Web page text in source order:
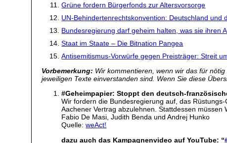
Grüne fordern Bürgerfonds zur Altersvorsorge
UN-Behindertenrechtskonvention: Deutschland und
Bundesregierung darf geheim halten, was sie ihren
Staat im Staate – Die Bitnation Pangea
Antisemitismus-Vorwürfe gegen Preisträger: Streit
Vorbemerkung: Wir kommentieren, wenn wir das für
jeweiligen Texte einverstanden sind. Wenn Sie diese
#Geheimpapier: Stoppt den deutsch-
Wir fordern die Bundesregierung auf, das
Aachener Vertrag abzulehnen. Stattdessen
Fabio De Masi, Judith Benda und Andrej Hunko
Quelle:weAct!
dazu auch das Kampagnenvideo auf YouTube: “